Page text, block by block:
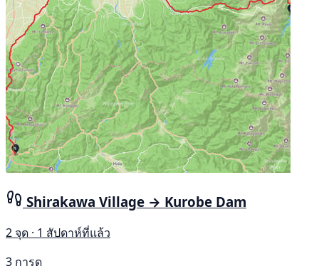
Shirakawa Village → Kurobe Dam
2 จุด · 1 สัปดาห์ที่แล้ว
3 การดู